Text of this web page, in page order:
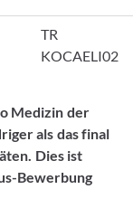
TR
KOCAELI02
Medizin der
als das final
Dies ist
Bewerbung